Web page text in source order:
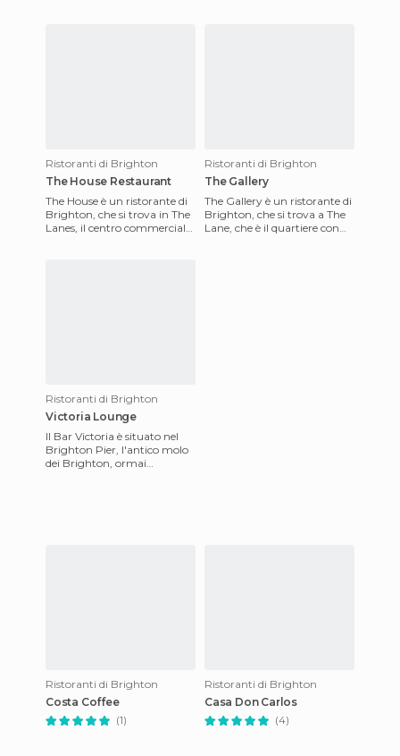
Ristoranti di Brighton
The House Restaurant
The House è un ristorante di
Brighton, che si trova in The
Lanes, il centro commerciale
Ristoranti di Brighton
The Gallery
The Gallery è un ristorante di
Brighton, che si trova a The
Lane, che è il quartiere con
Ristoranti di Brighton
Victoria Lounge
Il Bar Victoria è situato nel
Brighton Pier, l'antico molo
dei Brighton, ormai
Ristoranti di Brighton
Costa Coffee
(1)
Ristoranti di Brighton
Casa Don Carlos
(4)